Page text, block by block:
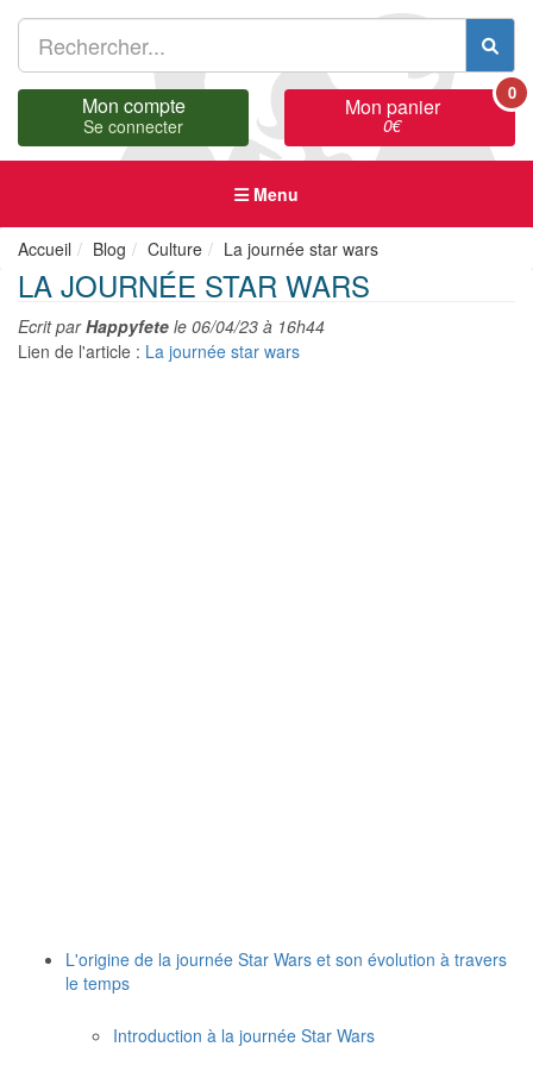
Mon compte
Se connecter
Mon panier
0€
0
Menu
Accueil Blog Culture La journée star wars
LA JOURNÉE STAR WARS
Ecrit parHappyfete le 06/04/23 à 16h44
Lien de l'article : La journée star wars
L'origine de la journée Star Wars et son évolution à travers
le temps
Introduction à la journée Star Wars